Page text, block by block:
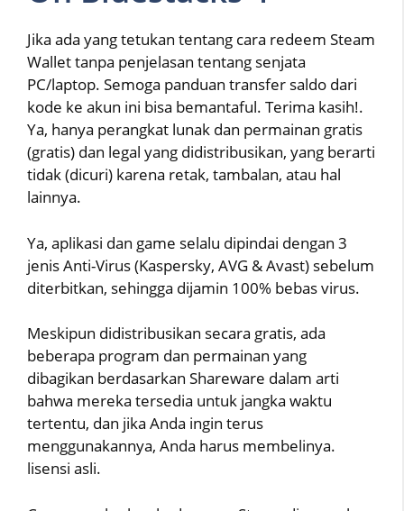
Jika ada yang tetukan tentang cara redeem Steam
Wallet tanpa penjelasan tentang senjata
PC/laptop. Semoga panduan transfer saldo dari
kode ke akun ini bisa bemantaful. Terima kasih!.
Ya, hanya perangkat lunak dan permainan gratis
(gratis) dan legal yang didistribusikan, yang berarti
tidak (dicuri) karena retak, tambalan, atau hal
lainnya.
Ya, aplikasi dan game selalu dipindai dengan 3
jenis Anti-Virus (Kaspersky, AVG & Avast) sebelum
diterbitkan, sehingga dijamin 100% bebas virus.
Meskipun didistribusikan secara gratis, ada
beberapa program dan permainan yang
dibagikan berdasarkan Shareware dalam arti
bahwa mereka tersedia untuk jangka waktu
tertentu, dan jika Anda ingin terus
menggunakannya, Anda harus membelinya.
lisensi asli.